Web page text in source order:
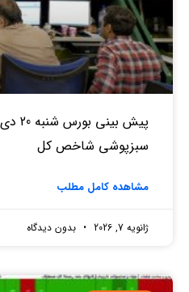
سبزپوشی شاخص کل
مشاهده کامل مطلب
ژانویه 7, 2026 بدون دیدگاه